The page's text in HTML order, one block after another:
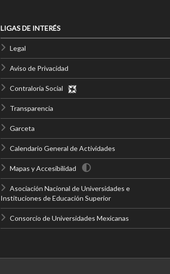
LIGAS DE INTERÉS
Legal
Aviso de Privacidad
Contraloría Social
Transparencia
Garceta
Calendario General de Actividades
Mapas y Accesibilidad
Asociación Nacional de Universidades e
Instituciones de Educación Superior
Consorcio de Universidades Mexicanas